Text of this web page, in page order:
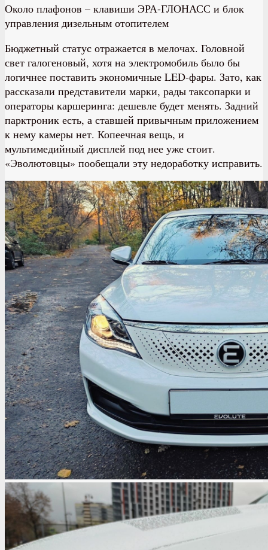
Около плафонов – клавиши ЭРА-ГЛОНАСС и блок
управления дизельным отопителем
Бюджетный статус отражается в мелочах. Головной
свет галогеновый, хотя на электромобиль было бы
логичнее поставить экономичные LED-фары. Зато, как
рассказали представители марки, рады таксопарки и
операторы каршеринга: дешевле будет менять. Задний
парктроник есть, а ставшей привычным приложением
к нему камеры нет. Копеечная вещь, и
мультимедийный дисплей под нее уже стоит.
«Эволютовцы» пообещали эту недоработку исправить.